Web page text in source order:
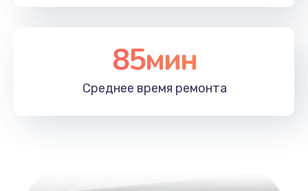
Замена кабеля питания
900 руб.
Заказать
85мин
Среднее время ремонта